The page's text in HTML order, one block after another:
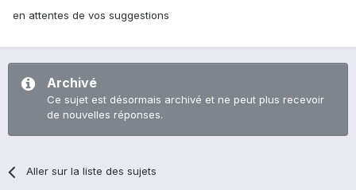
en attentes de vos suggestions
Archivé
Ce sujet est désormais archivé et ne peut plus recevoir
de nouvelles réponses.
Aller sur la liste des sujets